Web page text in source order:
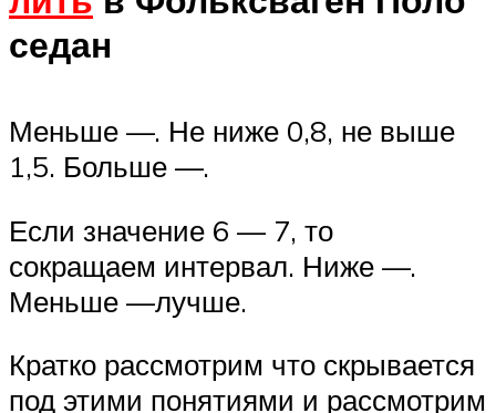
седан
Меньше —. Не ниже 0,8, не выше
1,5. Больше —.
Если значение 6 — 7, то
сокращаем интервал. Ниже —.
Меньше —лучше.
Кратко рассмотрим что скрывается
под этими понятиями и рассмотрим